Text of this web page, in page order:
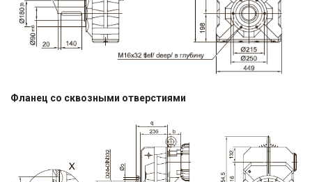
Фланец со сквозными отверстиями